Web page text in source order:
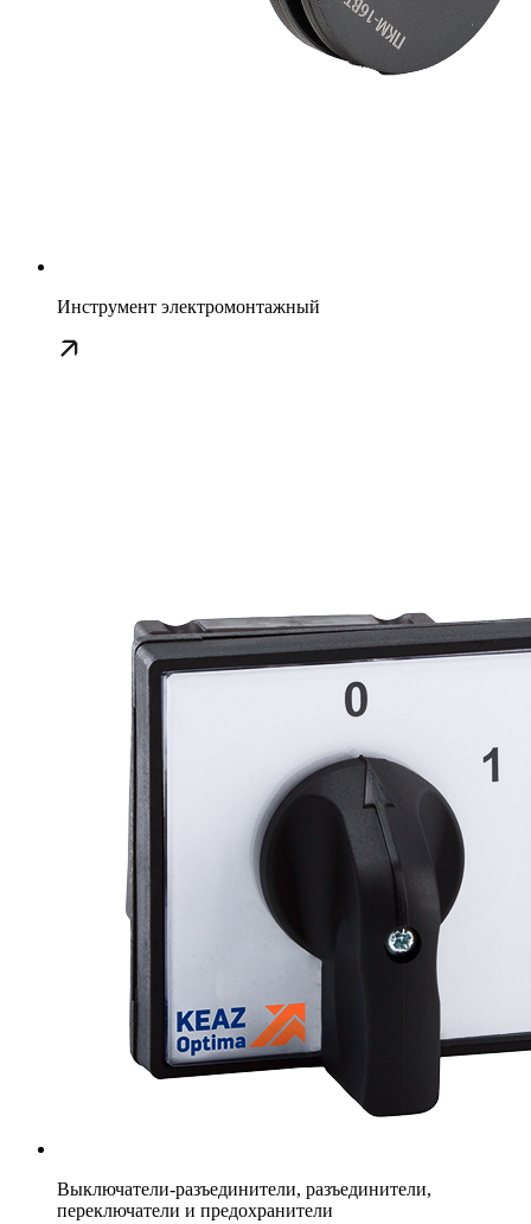
Инструмент электромонтажный
Выключатели-разъединители, разъединители,
переключатели и предохранители